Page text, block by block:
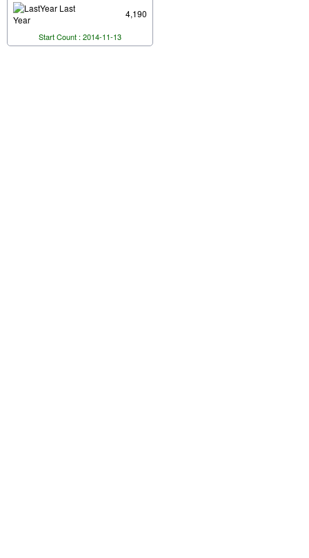
Last
Year
4,190
Start Count : 2014-11-13